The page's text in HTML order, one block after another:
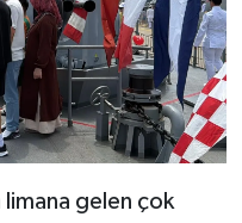
gelen çok